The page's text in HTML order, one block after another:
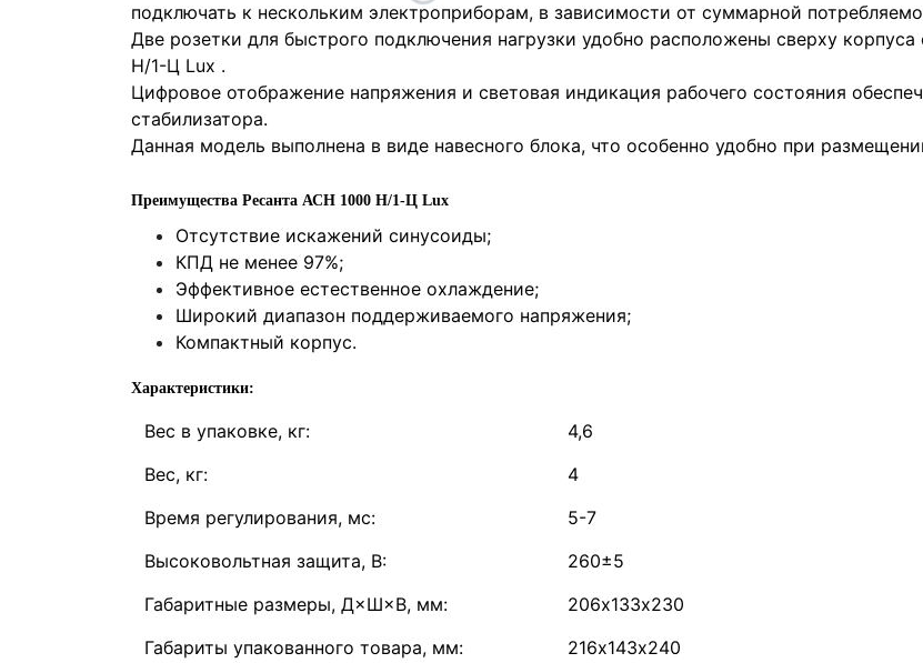
подключать к нескольким электроприборам, в зависимости от суммарной
Две розетки для быстрого подключения нагрузки удобно расположены сверху
Н/1-Ц Lux .
Цифровое отображение напряжения и световая индикация рабочего состояния
стабилизатора.
Данная модель выполнена в виде навесного блока, что особенно удобно при
Преимущества Ресанта АСН 1000 Н/1-Ц Lux
Отсутствие искажений синусоиды;
КПД не менее 97%;
Эффективное естественное охлаждение;
Широкий диапазон поддерживаемого напряжения;
Компактный корпус.
Характеристики:
Вес в упаковке, кг:
4,6
Вес, кг:
4
Время регулирования, мс:
5-7
Высоковольтная защита, В:
260±5
Габаритные размеры, Д×Ш×В, мм:
206х133х230
Габариты упакованного товара, мм:
216х143х240